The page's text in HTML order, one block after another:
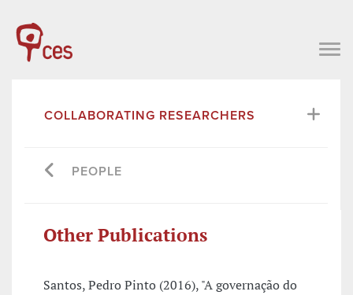
COLLABORATING RESEARCHERS
PEOPLE
Other Publications
Santos, Pedro Pinto (2016), "A governação do